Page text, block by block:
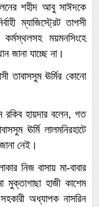
শহীদ আবু সাঈদকে
ম্যাজিস্ট্রেট তাপসী
ময়মনসিংহে
জানা যাচ্ছে না।
তাবাসসুম ঊর্মির কোনো
রকিব হায়দার বলেন, গত
ঊর্মি লালমনিরহাটে
নেই।
নিজ বাসায় মা-বাবার
মুক্তাগাছা হাজী কাশেম
অধ্যাপক নাসরিন